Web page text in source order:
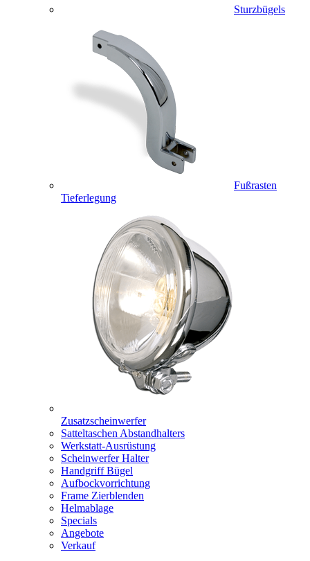
Sturzbügels
Fußrasten
Tieferlegung
Zusatzscheinwerfer
Satteltaschen Abstandhalters
Werkstatt-Ausrüstung
Scheinwerfer Halter
Handgriff Bügel
Aufbockvorrichtung
Frame Zierblenden
Helmablage
Specials
Angebote
Verkauf